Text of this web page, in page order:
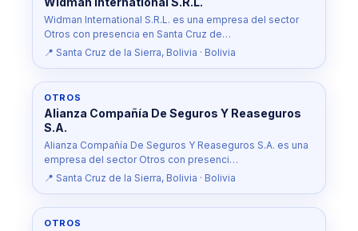
Widman International S.R.L. es una empresa del sector
Otros con presencia en Santa Cruz de…
📍 Santa Cruz de la Sierra, Bolivia · Bolivia
OTROS
Alianza Compañía De Seguros Y Reaseguros
S.A.
Alianza Compañía De Seguros Y Reaseguros S.A. es una
empresa del sector Otros con presenci…
📍 Santa Cruz de la Sierra, Bolivia · Bolivia
OTROS